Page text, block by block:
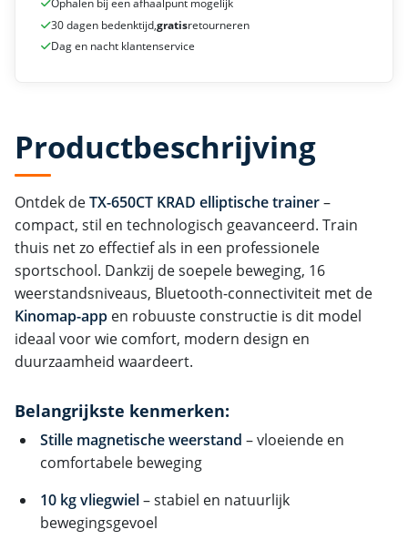
Ophalen bij een afhaalpunt mogelijk
30 dagen bedenktijd,gratisretourneren
Dag en nacht klantenservice
Productbeschrijving
Ontdek deTX-650CT KRAD elliptische trainer–
compact, stil en technologisch geavanceerd. Train
thuis net zo effectief als in een professionele
sportschool. Dankzij de soepele beweging, 16
weerstandsniveaus, Bluetooth-connectiviteit met de
Kinomap-app en robuuste constructie is dit model
ideaal voor wie comfort, modern design en
duurzaamheid waardeert.
Belangrijkste kenmerken:
Stille magnetische weerstand – vloeiende en
comfortabele beweging
10 kg vliegwiel– stabiel en natuurlijk
bewegingsgevoel